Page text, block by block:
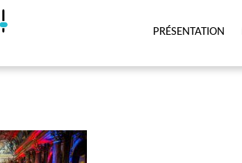
PRÉSENTATION